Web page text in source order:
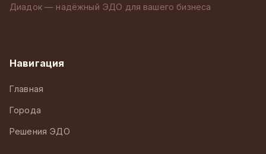
Диадок — надёжный ЭДО для вашего бизнеса
Навигация
Главная
Города
Решения ЭДО